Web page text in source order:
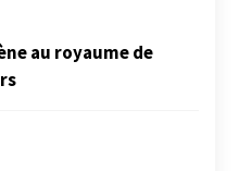
au royaume de